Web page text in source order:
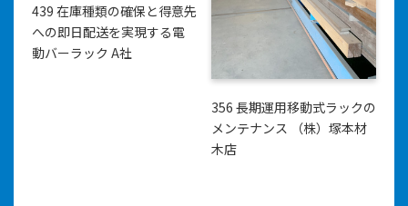
439 在庫種類の確保と得意先
への即日配送を実現する電
動バーラック A社
356 長期運用移動式ラックの
メンテナンス （株）塚本材
木店